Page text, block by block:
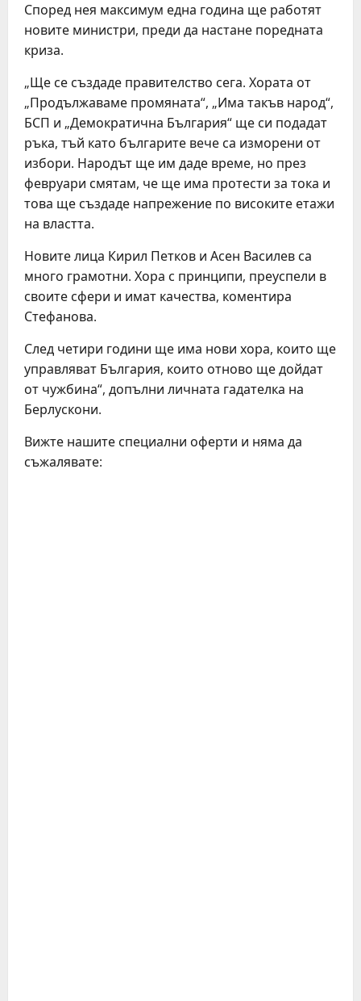
Според нея максимум една година ще работят
новите министри, преди да настане поредната
криза.
„Ще се създаде правителство сега. Хората от
„Продължаваме промяната“, „Има такъв народ“,
БСП и „Демократична България“ ще си подадат
ръка, тъй като българите вече са изморени от
избори. Народът ще им даде време, но през
февруари смятам, че ще има протести за тока и
това ще създаде напрежение по високите етажи
на властта.
Новите лица Кирил Петков и Асен Василев са
много грамотни. Хора с принципи, преуспели в
своите сфери и имат качества, коментира
Стефанова.
След четири години ще има нови хора, които ще
управляват България, които отново ще дойдат
от чужбина“, допълни личната гадателка на
Берлускони.
Вижте нашите специални оферти и няма да
съжалявате: